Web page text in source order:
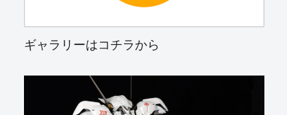
ギャラリーはコチラから